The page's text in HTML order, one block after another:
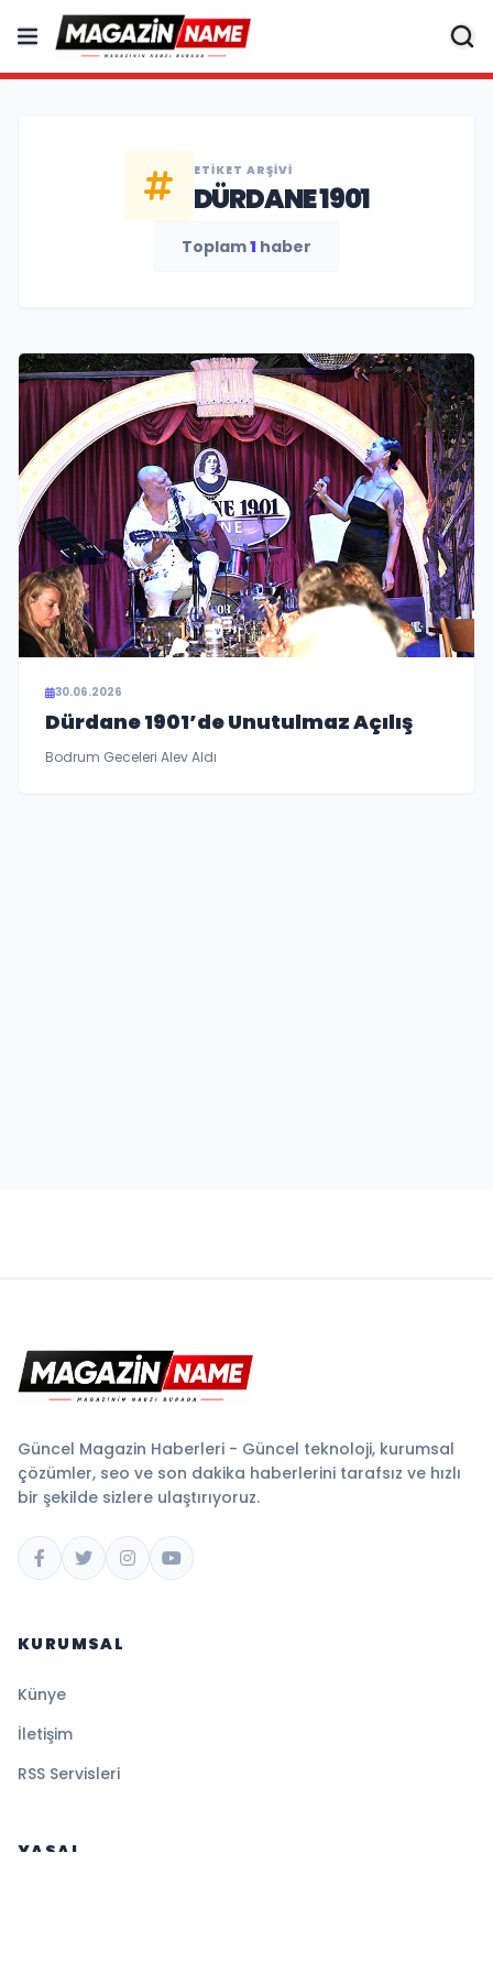
ETIKET ARŞIVI
DÜRDANE 1901
Toplam1 haber
30.06.2026
Dürdane 1901’de Unutulmaz Açılış
Bodrum Geceleri Alev Aldı
Güncel Magazin Haberleri - Güncel teknoloji, kurumsal
çözümler, seo ve son dakika haberlerini tarafsız ve hızlı
bir şekilde sizlere ulaştırıyoruz.
KURUMSAL
Künye
İletişim
RSS Servisleri
YASAL